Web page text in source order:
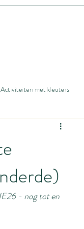
Activiteiten met kleuters
Mama-zijn
- nog tot en